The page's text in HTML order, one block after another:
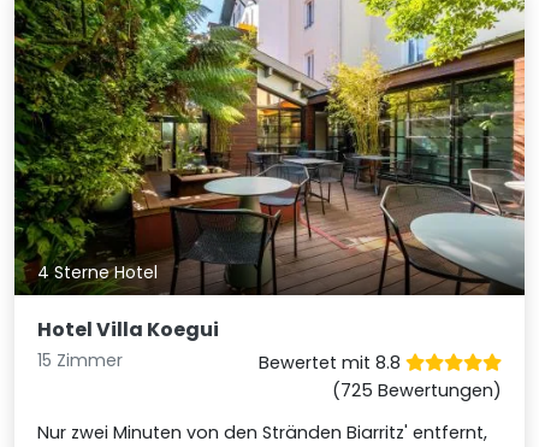
4 Sterne Hotel
Hotel Villa Koegui
15 Zimmer
Bewertet mit 8.8
(725 Bewertungen)
Nur zwei Minuten von den Stränden Biarritz' entfernt,